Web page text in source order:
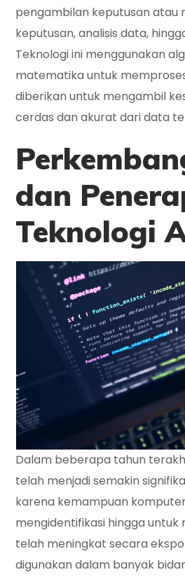
pengambilan keputusan atau
keputusan, analisis data,
Teknologi ini menggunakan
matematika untuk
diberikan untuk mengambil
cerdas dan akurat dari data
dan
Teknologi
Dalam beberapa tahun
telah menjadi semakin
karena kemampuan
mengidentifikasi hingga
telah meningkat secara
digunakan dalam banyak